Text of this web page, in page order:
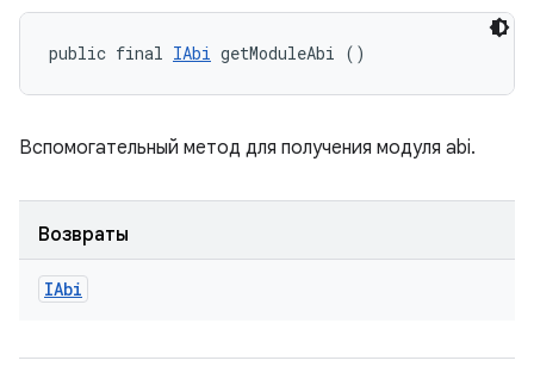
public final IAbi getModuleAbi ()
Вспомогательный метод для получения модуля abi.
Возвраты
IAbi